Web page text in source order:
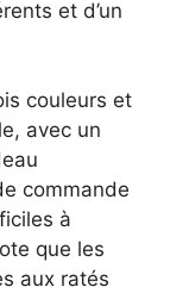
et d’un
couleurs et
avec un
commande
à
que les
aux ratés